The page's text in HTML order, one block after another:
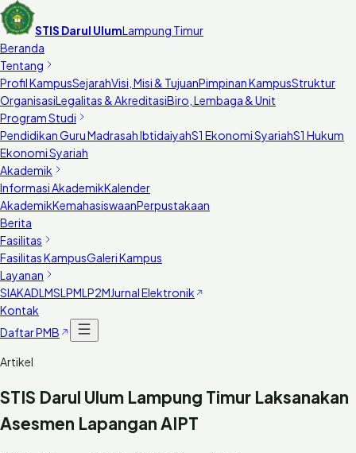
STIS Darul UlumLampung Timur
Beranda
Tentang
Profil KampusSejarahVisi, Misi & TujuanPimpinan KampusStruktur
OrganisasiLegalitas & AkreditasiBiro, Lembaga & Unit
Program Studi
Pendidikan Guru Madrasah IbtidaiyahS1 Ekonomi SyariahS1 Hukum
Ekonomi Syariah
Akademik
Informasi AkademikKalender
AkademikKemahasiswaanPerpustakaan
Berita
Fasilitas
Fasilitas KampusGaleri Kampus
Layanan
SIAKADLMSLPMLP2MJurnal Elektronik
Kontak
Daftar PMB
Artikel
STIS Darul Ulum Lampung Timur Laksanakan
Asesmen Lapangan AIPT